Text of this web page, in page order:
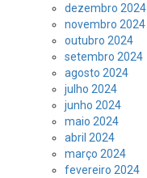
dezembro 2024
novembro 2024
outubro 2024
setembro 2024
agosto 2024
julho 2024
junho 2024
maio 2024
abril 2024
março 2024
fevereiro 2024